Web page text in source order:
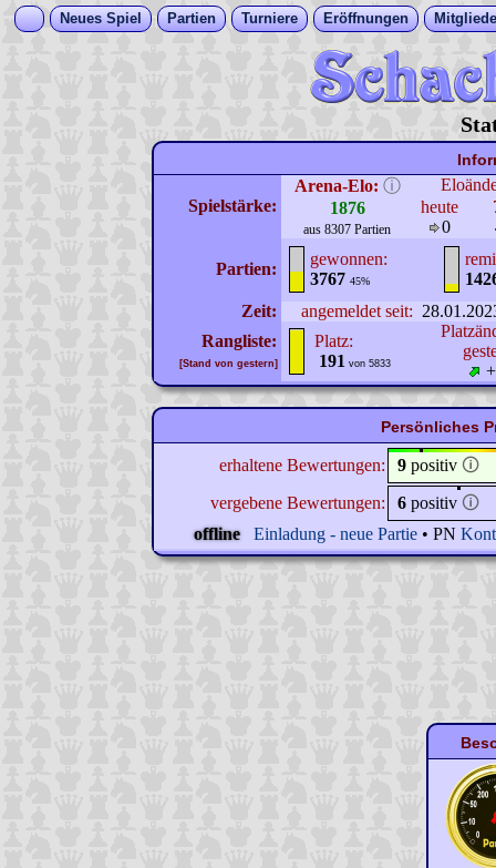
Neues Spiel Partien Turniere Eröffnungen
Spielstärke:
Arena-Elo: ⓘ
1876
aus 8307 Partien
heute
0
Partien:
gewonnen:
3767 45%
Zeit:
angemeldet seit:
Rangliste:
[Stand von gestern]
Platz:
191 von 5833
Persönliches
erhaltene Bewertungen: 9 positiv 🛈
vergebene Bewertungen:
6 positiv 🛈
offline
Einladung - neue Partie • PN